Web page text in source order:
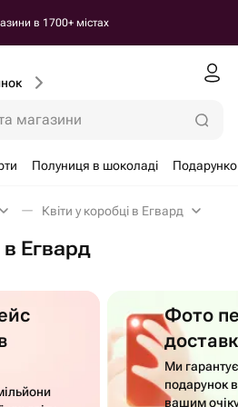
в 1700+ містах
магазини
Полуниця в шоколаді
Квіти у коробці в Егвард
в Егвард
Фото
Ми
подарунок
вашим